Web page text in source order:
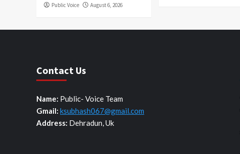
Public Voice August 6, 2026
Contact Us
Name: Public- Voice Team
Gmail: ksubhash067@gmail.com
Address: Dehradun, Uk